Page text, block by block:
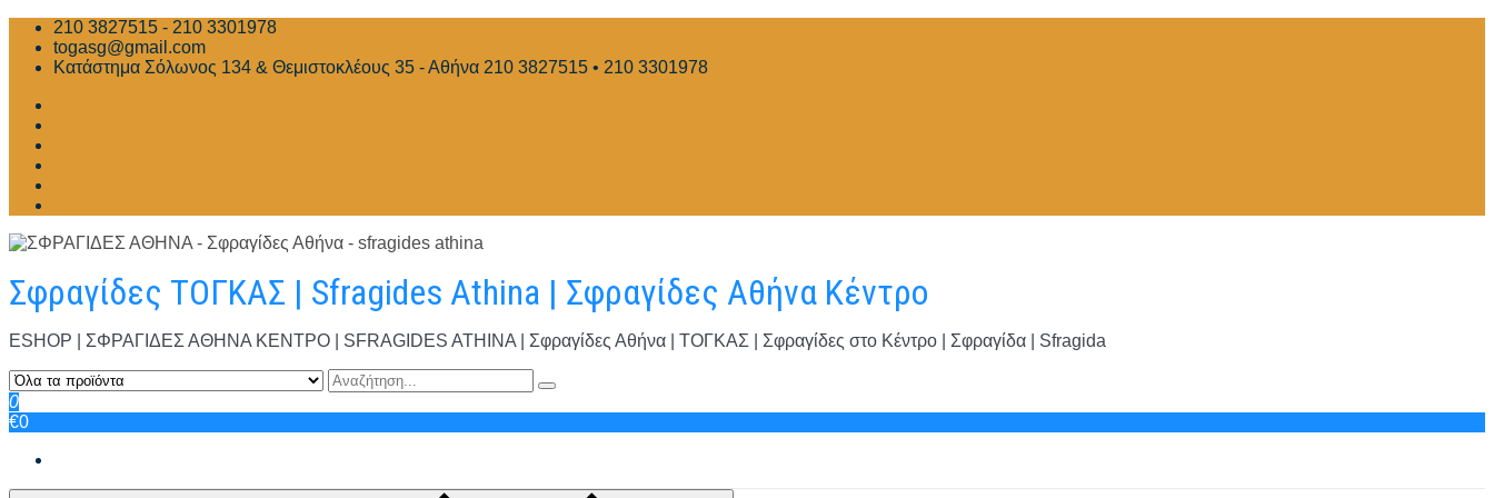
Skip
content
210 3827515 - 210 3301978
togasg@gmail.com
Κατάστημα Σόλωνος 134 & Θεμιστοκλέους 35 - Αθήνα 210 3827515 • 210 3301978
Σφραγίδες ΤΟΓΚΑΣ | Sfragides Athina | Σφραγίδες Αθήνα Κέντρο
ESHOP | ΣΦΡΑΓΙΔΕΣ ΑΘΗΝΑ ΚΕΝΤΡΟ | SFRAGIDES ATHINA | Σφραγίδες Αθήνα | ΤΟΓΚΑΣ | Σφραγίδες στο Κέντρο | Σφραγίδα | Sfragida
0
€0